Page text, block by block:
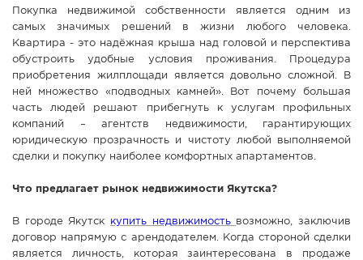
СПРАВКА
КАМЕРЫ
КОНКУРСЫ
ГОЛОСОВАНИЯ
ПРЕДЛОЖИТЬ НОВОСТЬ
ФОТО
Покупка недвижимой собственности является одним из
самых значимых решений в жизни любого человека.
Квартира - это надёжная крыша над головой и перспектива
обустроить удобные условия проживания. Процедура
приобретения жилплощади является довольно сложной. В
ней множество «подводных камней». Вот почему большая
часть людей решают прибегнуть к услугам профильных
компаний – агентств недвижимости, гарантирующих
юридическую прозрачность и чистоту любой выполняемой
сделки и покупку наиболее комфортных апартаментов.
Что предлагает рынок недвижимости Якутска?
В городе Якутск купить недвижимость возможно, заключив
договор напрямую с арендодателем. Когда стороной сделки
является личность, которая заинтересована в продаже